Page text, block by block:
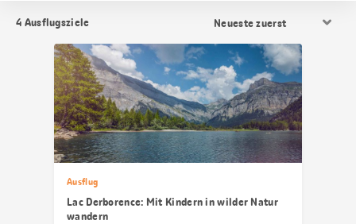
4 Ausflugsziele
Sortierung
Ausflug
Lac Derborence: Mit Kindern in wilder Natur
wandern